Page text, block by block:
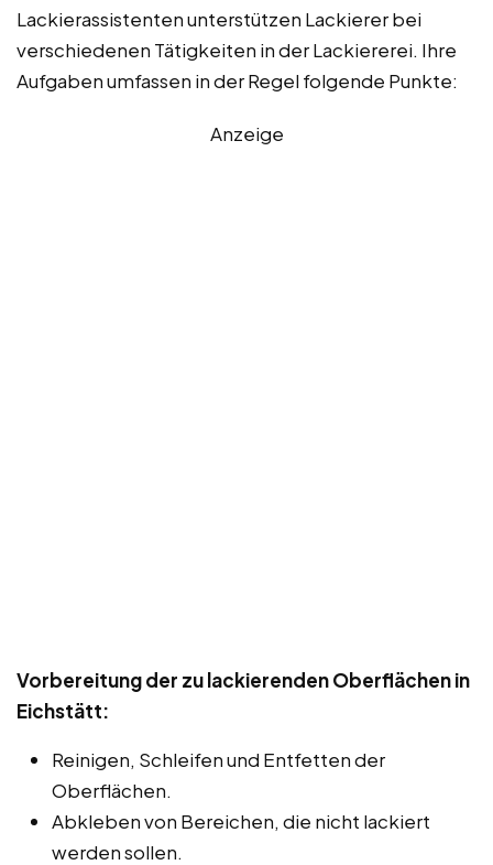
Lackierassistenten unterstützen Lackierer bei
verschiedenen Tätigkeiten in der Lackiererei. Ihre
Aufgaben umfassen in der Regel folgende Punkte:
Anzeige
Vorbereitung der zu lackierenden Oberflächen in
Eichstätt:
Reinigen, Schleifen und Entfetten der
Oberflächen.
Abkleben von Bereichen, die nicht lackiert
werden sollen.